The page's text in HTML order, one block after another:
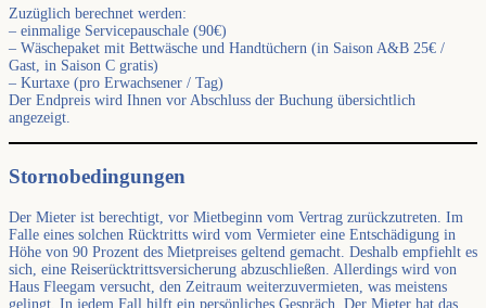
Zuzüglich berechnet werden:
– einmalige Servicepauschale (90€)
– Wäschepaket mit Bettwäsche und Handtüchern (in Saison A&B 25€ /
Gast, in Saison C gratis)
– Kurtaxe (pro Erwachsener / Tag)
Der Endpreis wird Ihnen vor Abschluss der Buchung übersichtlich
angezeigt.
Stornobedingungen
Der Mieter ist berechtigt, vor Mietbeginn vom Vertrag zurückzutreten. Im
Falle eines solchen Rücktritts wird vom Vermieter eine Entschädigung in
Höhe von 90 Prozent des Mietpreises geltend gemacht. Deshalb empfiehlt es
sich, eine Reiserücktrittsversicherung abzuschließen. Allerdings wird von
Haus Fleegam versucht, den Zeitraum weiterzuvermieten, was meistens
gelingt. In jedem Fall hilft ein persönliches Gespräch. Der Mieter hat das